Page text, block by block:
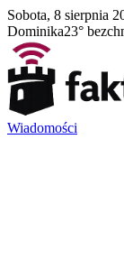
Sobota, 8 sierpnia
Dominika23°
Wiadomości